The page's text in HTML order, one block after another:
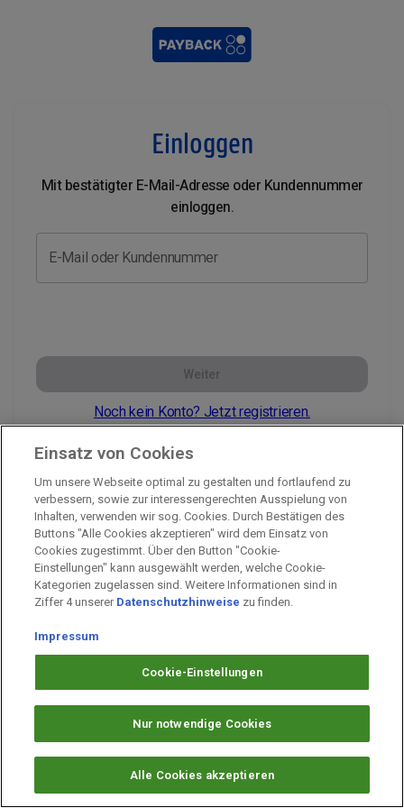
Einloggen
Mit bestätigter E-Mail-Adresse oder Kundennummer
einloggen.
E-Mail oder Kundennummer
Weiter
Noch kein Konto? Jetzt registrieren.
Impressum
Unternehmen
Arbeiten bei PAYBACK
Fragen & Hilfe
Datenschutz
Cookie-Einstellungen
Einsatz von Cookies
Um unsere Webseite optimal zu gestalten und fortlaufend zu
verbessern, sowie zur interessengerechten Ausspielung von
Inhalten, verwenden wir sog. Cookies. Durch Bestätigen des
Buttons "Alle Cookies akzeptieren" wird dem Einsatz von
Cookies zugestimmt. Über den Button "Cookie-
Einstellungen" kann ausgewählt werden, welche Cookie-
Kategorien zugelassen sind. Weitere Informationen sind in
Ziffer 4 unserer Datenschutzhinweise zu finden.
Impressum
Cookie-Einstellungen
Nur notwendige Cookies
Alle Cookies akzeptieren